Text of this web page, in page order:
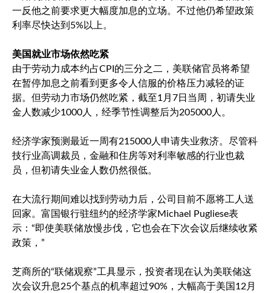
一反他之前要求更大幅度加息的立场。不过他仍希望政策
利率尽快达到5%以上。
美国就业市场依然吃紧
由于劳动力成本约占CPI的三分之二，美联储官员将希望
在暂停加息之前看到更多令人信服的价格压力减轻的证
据。但劳动力市场仍然吃紧，截至1月7日当周，初请失业
金人数减少1000人，经季节性调整后为205000人。
经济学家预测最近一周有215000人申请失业救济。尽管科
技行业高调裁员，金融和住房等对利率敏感的行业也裁
员，但初请失业金人数仍然很低。
在大流行期间难以找到劳动力后，公司目前不愿将工人送
回家。富国银行驻纽约的经济学家Michael Pugliese表
示：“即使美联储放慢步伐，它也会在下次会议后继续收紧
政策，”
芝商所的“联储观察”工具显示，投资者现在认为美联储这
次会议升息25个基点的机率超过90%，大幅高于美国12月